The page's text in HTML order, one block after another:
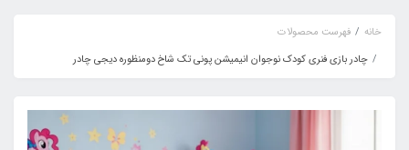
خانه
فهرست محصولات
چادر بازی فنری کودک نوجوان انیمیشن پونی تک شاخ دومنظوره دیجی چادر